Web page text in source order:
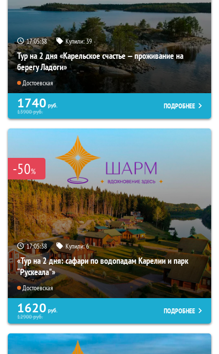
17:05:36 Купили:39
Тур на 2 дня «Карельское счастье — проживание на
берегу Ладоги»
Достоевская
1740 руб.
13900руб.
ПОДРОБНЕЕ
-50%
17:05:36 Купили:6
«Тур на 2 дня: сафари по водопадам Карелии и парк
“Рускеала"»
Достоевская
1620 руб.
12900руб.
ПОДРОБНЕЕ